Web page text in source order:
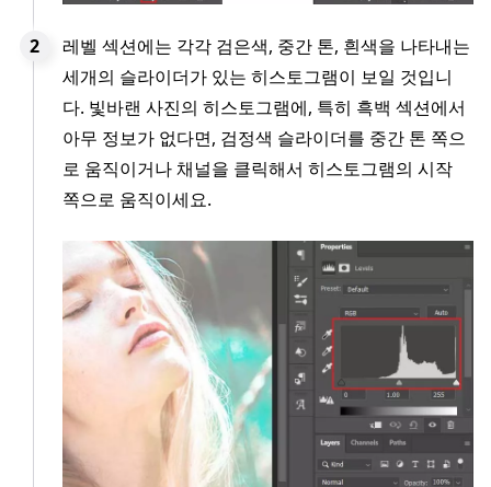
레벨 섹션에는 각각 검은색, 중간 톤, 흰색을 나타내는
세개의 슬라이더가 있는 히스토그램이 보일 것입니
다. 빛바랜 사진의 히스토그램에, 특히 흑백 섹션에서
아무 정보가 없다면, 검정색 슬라이더를 중간 톤 쪽으
로 움직이거나 채널을 클릭해서 히스토그램의 시작
쪽으로 움직이세요.